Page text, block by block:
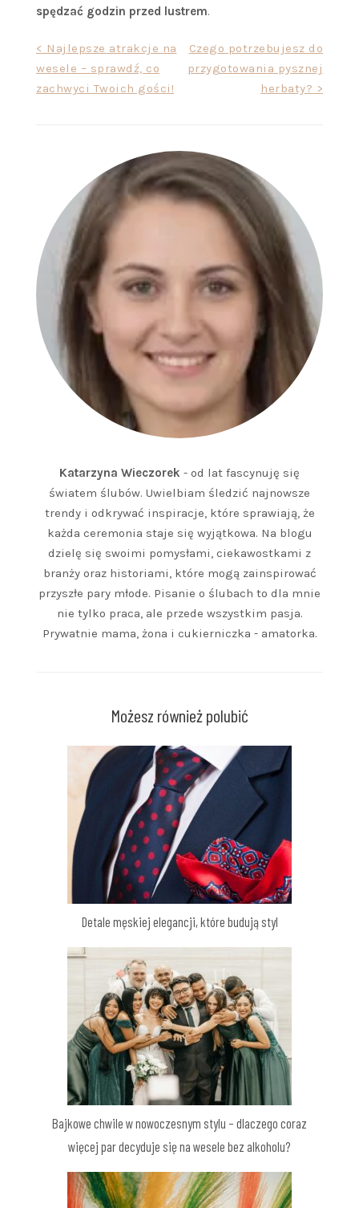
spędzać godzin przed lustrem.
Nawigacja
wpisu
< Najlepsze atrakcje na
wesele – sprawdź, co
zachwyci Twoich gości!
Czego potrzebujesz do
przygotowania pysznej
herbaty? >
Katarzyna Wieczorek - od lat fascynuję się
światem ślubów. Uwielbiam śledzić najnowsze
trendy i odkrywać inspiracje, które sprawiają, że
każda ceremonia staje się wyjątkowa. Na blogu
dzielę się swoimi pomysłami, ciekawostkami z
branży oraz historiami, które mogą zainspirować
przyszłe pary młode. Pisanie o ślubach to dla mnie
nie tylko praca, ale przede wszystkim pasja.
Prywatnie mama, żona i cukierniczka - amatorka.
Możesz również polubić
Detale męskiej elegancji, które budują styl
Bajkowe chwile w nowoczesnym stylu – dlaczego coraz
więcej par decyduje się na wesele bez alkoholu?